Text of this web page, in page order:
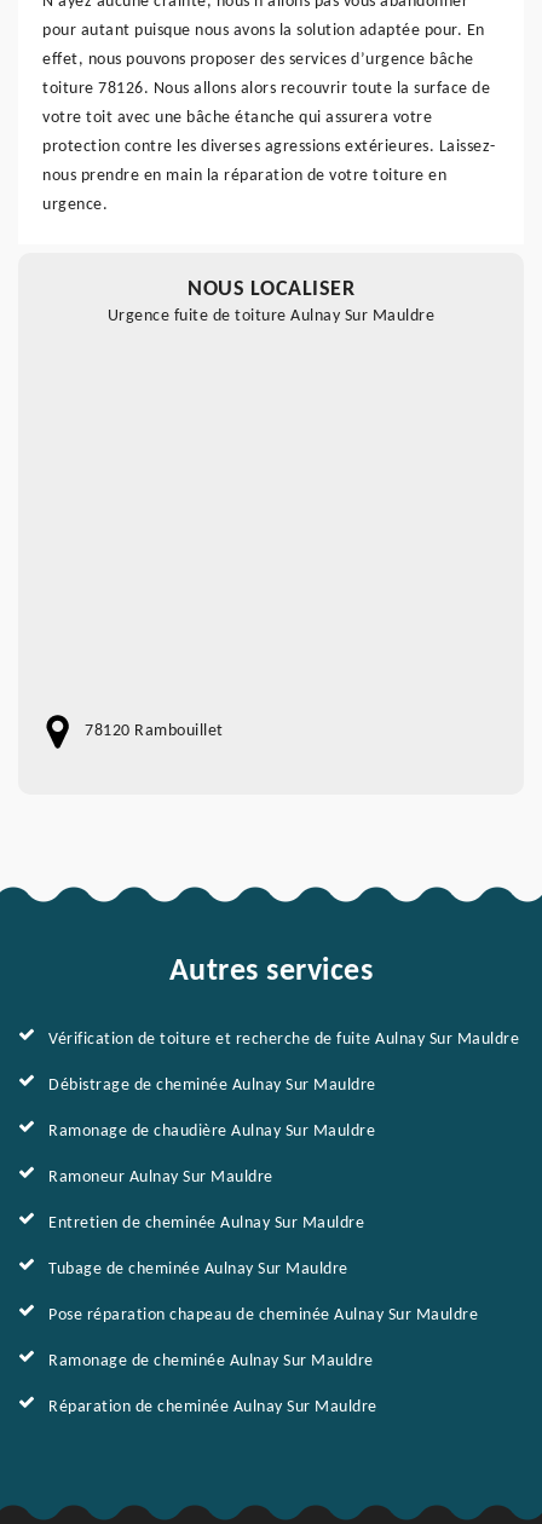
pour autant puisque nous avons la solution adaptée pour. En
effet, nous pouvons proposer des services d’urgence bâche
toiture 78126. Nous allons alors recouvrir toute la surface de
votre toit avec une bâche étanche qui assurera votre
protection contre les diverses agressions extérieures. Laissez-
nous prendre en main la réparation de votre toiture en
urgence.
NOUS LOCALISER
Urgence fuite de toiture Aulnay Sur Mauldre
78120 Rambouillet
Autres services
Vérification de toiture et recherche de fuite Aulnay Sur Mauldre
Débistrage de cheminée Aulnay Sur Mauldre
Ramonage de chaudière Aulnay Sur Mauldre
Ramoneur Aulnay Sur Mauldre
Entretien de cheminée Aulnay Sur Mauldre
Tubage de cheminée Aulnay Sur Mauldre
Pose réparation chapeau de cheminée Aulnay Sur Mauldre
Ramonage de cheminée Aulnay Sur Mauldre
Réparation de cheminée Aulnay Sur Mauldre